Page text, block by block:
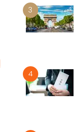
3
4